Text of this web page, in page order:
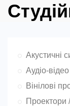
Акустичні
Аудіо-
Вінілові
Проектори